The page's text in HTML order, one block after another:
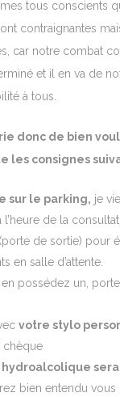
tous conscients
contraignantes
car notre combat
et il en va de
à tous.
donc de bien
les consignes
sur le parking, je
l’heure de la
(porte de sortie) pour
en salle d’attente.
en possédez un,
votre stylo
chèque
hydroalcolique
bien entendu vous